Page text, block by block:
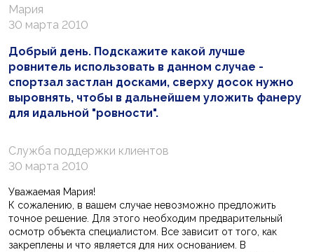
Мария
30 марта 2010
Добрый день. Подскажите какой лучше
ровнитель использовать в данном случае -
спортзал застлан досками, сверху досок нужно
выровнять, чтобы в дальнейшем уложить фанеру
для идальной "ровности".
Служба поддержки клиентов
30 марта 2010
Уважаемая Мария!
К сожалению, в вашем случае невозможно предложить
точное решение. Для этого необходим предварительный
осмотр объекта специалистом. Все зависит от того, как
закреплены и что является для них основанием. В